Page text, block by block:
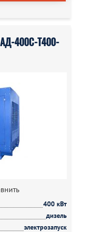
400С-Т400-
400 кВт
дизель
электрозапуск